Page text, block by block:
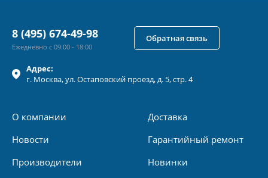
Адрес:
г. Москва, ул.Остаповский проезд, д. 5, стр. 4
О компании
Новости
Производители
Доставка
Гарантийный ремонт
Новинки
8 (495) 674-49-98
Ежедневно с 09:00 - 18:00
Обратная связь